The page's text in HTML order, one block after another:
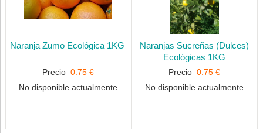
Naranja Zumo Ecológica 1KG
Precio0.75 €
No disponible actualmente
Naranjas Sucreñas (Dulces)
Ecológicas 1KG
Precio0.75 €
No disponible actualmente